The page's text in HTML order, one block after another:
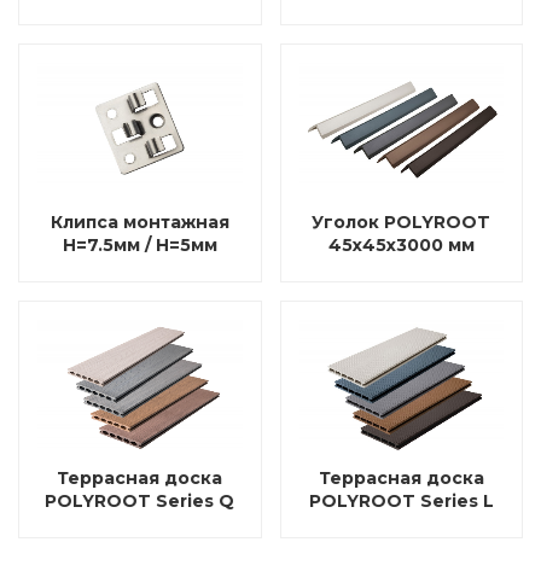
Клипса монтажная
Н=7.5мм / Н=5мм
Уголок POLYROOT
45х45х3000 мм
Террасная доска
POLYROOT Series Q
Террасная доска
POLYROOT Series L